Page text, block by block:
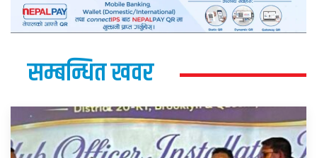
सम्बन्धित खवर